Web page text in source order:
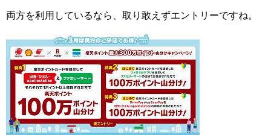
両方を利用しているなら、取り敢えずエントリーですね。